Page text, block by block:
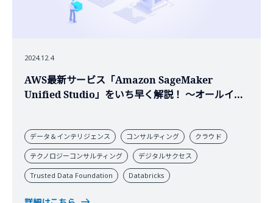
2024.12.4
AWS最新サービス「Amazon SageMaker
Unified Studio」をいち早く解説！ ～オールイン
データ＆インテリジェンス コンサルティング クラウド
テクノロジーコンサルティング デジタルサクセス
Trusted Data Foundation Databricks